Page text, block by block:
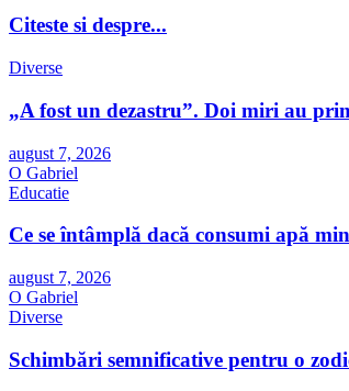
Citeste si despre...
Diverse
„A fost un dezastru”. Doi miri au
august 7, 2026
O Gabriel
Educatie
Ce se întâmplă dacă consumi apă
august 7, 2026
O Gabriel
Diverse
Schimbări semnificative pentru o